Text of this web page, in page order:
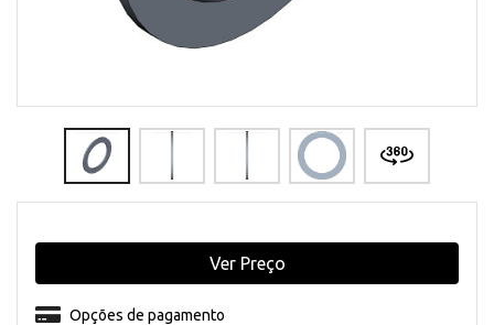
Opções de pagamento
Ver Preço